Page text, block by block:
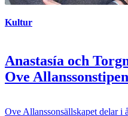
Kultur
Anastasía och
Ove
Ove Allanssonsällskapet delar i